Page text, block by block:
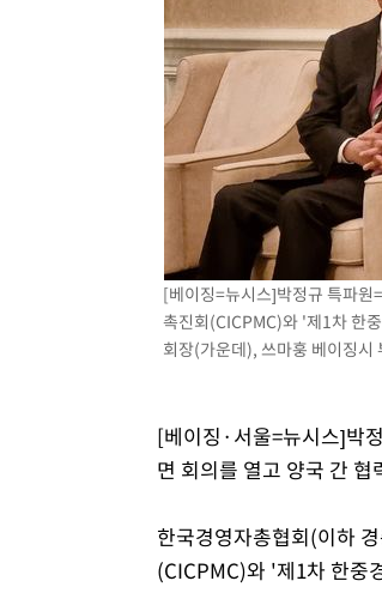
[속보]이 대통령, '호우피해' 안동·
[단독]중수청 지원 검사들, 정원
낮 최고 37도 찜통더위…곳곳 소
SK하이닉스, 용인·청주 팹에 54
여자배구 이재영·이다영 자매, 아제
외국인 심판 성 접대 7경기 들여
[속보]코스닥, 2.86포인트(0.36%)
[속보]코스피, 6200선 약보합
[속보]원·달러 환율, 7.7원 내린
[속보] 노원서 40.1도 관측…서울,
[속보]종합특검, '계엄 수용공간 확보'
11시간 압수수색에 성접대 파문까지
[속보]규제합리화위원회 부위원장에
[베이징=뉴시스]박정규 특파원
촉진회(CICPMC)와 '제1차 한
회장(가운데), 쓰마훙 베이징
[베이징·서울=뉴시스]박
면 회의를 열고 양국 간
한국경영자총협회(이하
(CICPMC)와 '제1차 한중